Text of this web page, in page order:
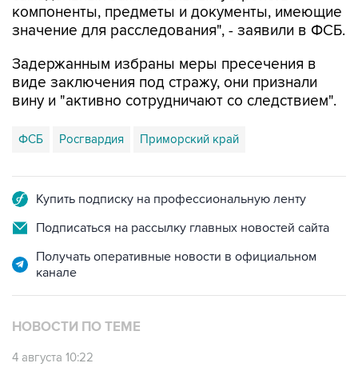
компоненты, предметы и документы, имеющие
значение для расследования", - заявили в ФСБ.
Задержанным избраны меры пресечения в
виде заключения под стражу, они признали
вину и "активно сотрудничают со следствием".
ФСБ Росгвардия Приморский край
Купить подписку на профессиональную ленту
Подписаться на рассылку главных новостей сайта
Получать оперативные новости в официальном
канале
НОВОСТИ ПО ТЕМЕ
4 августа 10:22